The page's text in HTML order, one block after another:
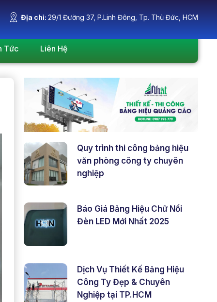
Địa chỉ: 29/1 Đường 37, P.Linh Đông, Tp. Thủ Đức, HCM
Tức Liên Hệ
Quy trình thi công bảng hiệu
văn phòng công ty chuyên
nghiệp
Báo Giá Bảng Hiệu Chữ Nổi
Đèn LED Mới Nhất 2025
Dịch Vụ Thiết Kế Bảng Hiệu
Công Ty Đẹp & Chuyên
Nghiệp tại TP.HCM